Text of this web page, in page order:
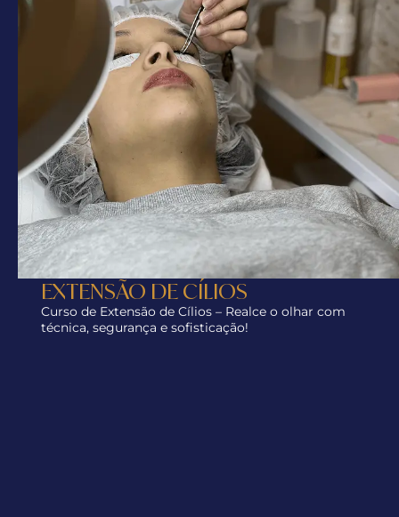
EXTENSÃO DE CÍLIOS
Curso de Extensão de Cílios – Realce o olhar com
técnica, segurança e sofisticação!